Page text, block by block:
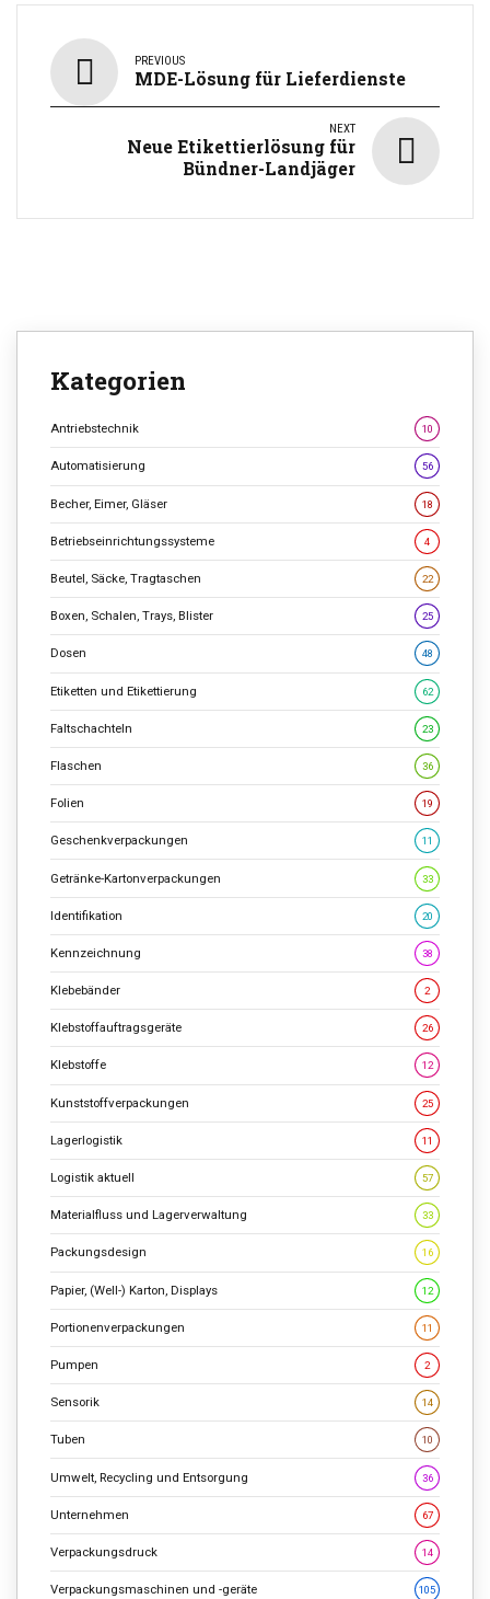
PREVIOUS
MDE-Lösung für Lieferdienste
NEXT
Neue Etikettierlösung für
Bündner-Landjäger
Kategorien
Antriebstechnik 10
Automatisierung 56
Becher, Eimer, Gläser 18
Betriebseinrichtungssysteme 4
Beutel, Säcke, Tragtaschen 22
Boxen, Schalen, Trays, Blister 25
Dosen 48
Etiketten und Etikettierung 62
Faltschachteln 23
Flaschen 36
Folien 19
Geschenkverpackungen 11
Getränke-Kartonverpackungen 33
Identifikation 20
Kennzeichnung 38
Klebebänder 2
Klebstoffauftragsgeräte 26
Klebstoffe 12
Kunststoffverpackungen 25
Lagerlogistik 11
Logistik aktuell 57
Materialfluss und Lagerverwaltung 33
Packungsdesign 16
Papier, (Well-) Karton, Displays 12
Portionenverpackungen 11
Pumpen 2
Sensorik 14
Tuben 10
Umwelt, Recycling und Entsorgung 36
Unternehmen 67
Verpackungsdruck 14
Verpackungsmaschinen und -geräte 105